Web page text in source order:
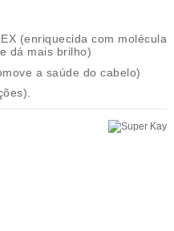
(enriquecida com molécula
dá mais brilho)
a saúde do cabelo)